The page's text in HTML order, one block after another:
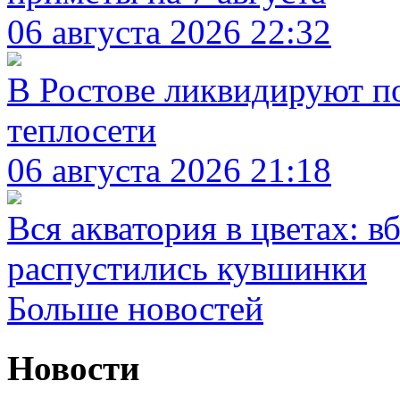
06 августа 2026 22:32
В Ростове ликвидируют
теплосети
06 августа 2026 21:18
Вся акватория в цветах:
распустились кувшинки
Больше новостей
Новости